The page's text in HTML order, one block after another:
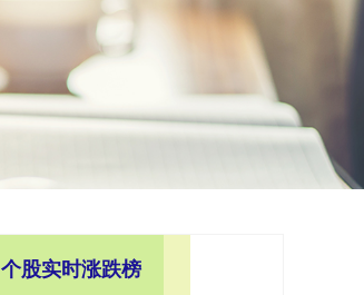
个股实时涨跌榜